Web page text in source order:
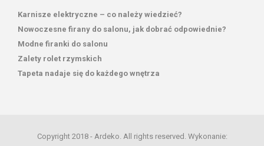
Karnisze elektryczne – co należy wiedzieć?
Nowoczesne firany do salonu, jak dobrać odpowiednie?
Modne firanki do salonu
Zalety rolet rzymskich
Tapeta nadaje się do każdego wnętrza
Copyright 2018 - Ardeko. All rights reserved. Wykonanie: